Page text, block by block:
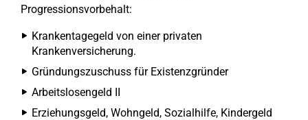
Progressionsvorbehalt:
Krankentagegeld von einer privaten
Krankenversicherung.
Gründungszuschuss für Existenzgründer
Arbeitslosengeld II
Erziehungsgeld, Wohngeld, Sozialhilfe, Kindergeld